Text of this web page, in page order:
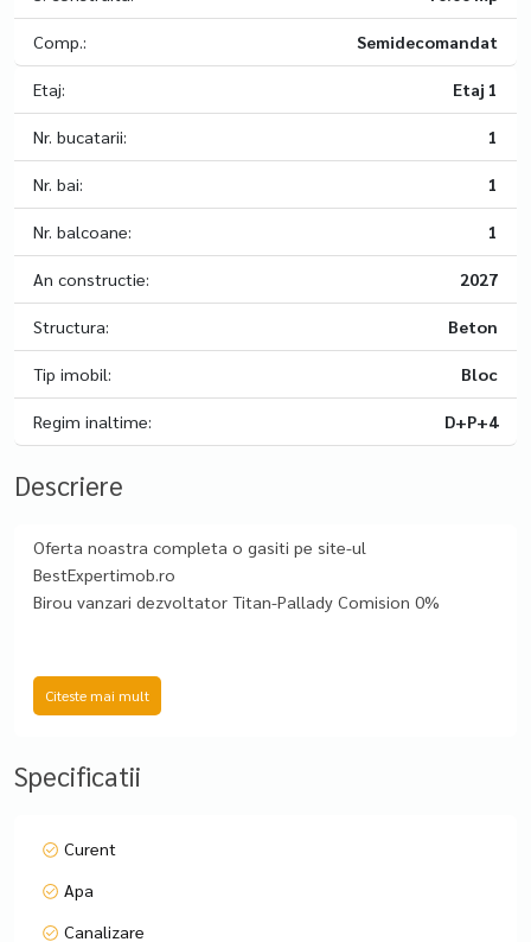
Comp.: Semidecomandat
Etaj: Etaj 1
Nr. bucatarii: 1
Nr. bai: 1
Nr. balcoane: 1
An constructie: 2027
Structura: Beton
Tip imobil: Bloc
Regim inaltime: D+P+4
Descriere
Oferta noastra completa o gasiti pe site-ul
BestExpertimob.ro
Birou vanzari dezvoltator Titan-Pallady Comision 0%
Pozitionare : zona Theodor Pallady
Tip proprietate - Garsoniera
Total unitati ansamblu - 63 unitati
Suprafata utila - 40.65 mp utili +13.05 mp balcon, total 53.7
Termen Finalizare - 2027
Distanta mijloace de transport in comun:
- 7 minute metrou N.Teclu
Citeste mai mult
Specificatii
Curent
Apa
Canalizare